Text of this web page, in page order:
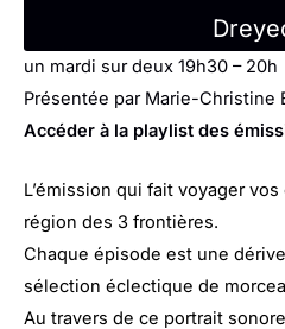
un mardi sur deux 19h30 – 20h
Présentée par Marie-Christine
Accéder à la playlist des
L’émission qui fait voyager
région des 3 frontières.
Chaque épisode est une
sélection éclectique de
Au travers de ce portrait